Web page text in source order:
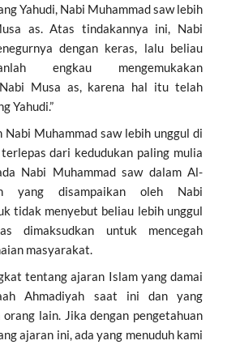
Yahudi, Nabi Muhammad saw lebih
as. Atas tindakannya ini, Nabi
dengan keras, lalu beliau
engkau mengemukakan
Musa as, karena hal itu telah
Yahudi.”
Nabi Muhammad saw lebih unggul di
dari kedudukan paling mulia
Nabi Muhammad saw dalam Al-
yang disampaikan oleh Nabi
tidak menyebut beliau lebih unggul
dimaksudkan untuk mencegah
masyarakat.
tentang ajaran Islam yang damai
Ahmadiyah saat ini dan yang
lain. Jika dengan pengetahuan
ajaran ini, ada yang menuduh kami